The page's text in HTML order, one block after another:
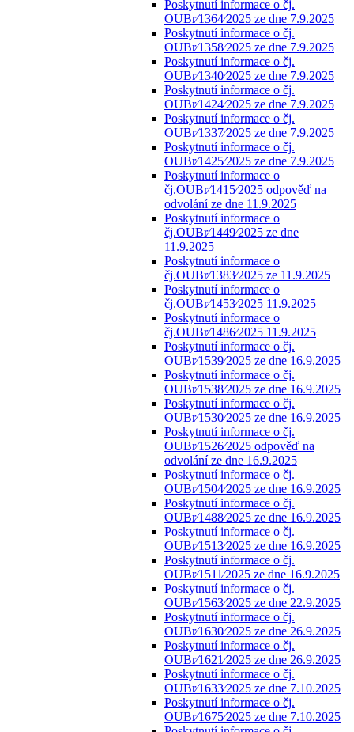
Poskytnutí informace o čj.
OUBr⁄1364⁄2025 ze dne 7.9.2025
Poskytnutí informace o čj.
OUBr⁄1358⁄2025 ze dne 7.9.2025
Poskytnutí informace o čj.
OUBr⁄1340⁄2025 ze dne 7.9.2025
Poskytnutí informace o čj.
OUBr⁄1424⁄2025 ze dne 7.9.2025
Poskytnutí informace o čj.
OUBr⁄1337⁄2025 ze dne 7.9.2025
Poskytnutí informace o čj.
OUBr⁄1425⁄2025 ze dne 7.9.2025
Poskytnutí informace o
čj.OUBr⁄1415⁄2025 odpověď na
odvolání ze dne 11.9.2025
Poskytnutí informace o
čj.OUBr⁄1449⁄2025 ze dne
11.9.2025
Poskytnutí informace o
čj.OUBr⁄1383⁄2025 ze 11.9.2025
Poskytnutí informace o
čj.OUBr⁄1453⁄2025 11.9.2025
Poskytnutí informace o
čj.OUBr⁄1486⁄2025 11.9.2025
Poskytnutí informace o čj.
OUBr⁄1539⁄2025 ze dne 16.9.2025
Poskytnutí informace o čj.
OUBr⁄1538⁄2025 ze dne 16.9.2025
Poskytnutí informace o čj.
OUBr⁄1530⁄2025 ze dne 16.9.2025
Poskytnutí informace o čj.
OUBr⁄1526⁄2025 odpověď na
odvolání ze dne 16.9.2025
Poskytnutí informace o čj.
OUBr⁄1504⁄2025 ze dne 16.9.2025
Poskytnutí informace o čj.
OUBr⁄1488⁄2025 ze dne 16.9.2025
Poskytnutí informace o čj.
OUBr⁄1513⁄2025 ze dne 16.9.2025
Poskytnutí informace o čj.
OUBr⁄1511⁄2025 ze dne 16.9.2025
Poskytnutí informace o čj.
OUBr⁄1563⁄2025 ze dne 22.9.2025
Poskytnutí informace o čj.
OUBr⁄1630⁄2025 ze dne 26.9.2025
Poskytnutí informace o čj.
OUBr⁄1621⁄2025 ze dne 26.9.2025
Poskytnutí informace o čj.
OUBr⁄1633⁄2025 ze dne 7.10.2025
Poskytnutí informace o čj.
OUBr⁄1675⁄2025 ze dne 7.10.2025